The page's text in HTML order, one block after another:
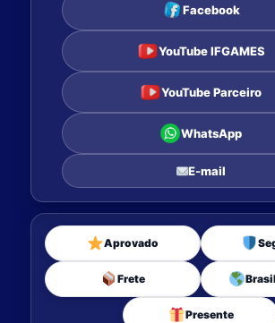
Facebook
YouTube IFGAMES
YouTube Parceiro
WhatsApp
E-mail
Aprovado
Frete
Presente